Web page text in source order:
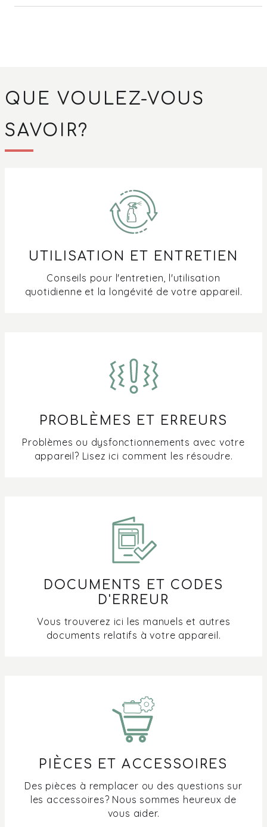
QUE VOULEZ-VOUS
SAVOIR?
UTILISATION ET ENTRETIEN
Conseils pour l'entretien, l'utilisation
quotidienne et la longévité de votre appareil.
PROBLÈMES ET ERREURS
Problèmes ou dysfonctionnements avec votre
appareil? Lisez ici comment les résoudre.
DOCUMENTS ET CODES
D'ERREUR
Vous trouverez ici les manuels et autres
documents relatifs à votre appareil.
PIÈCES ET ACCESSOIRES
Des pièces à remplacer ou des questions sur
les accessoires? Nous sommes heureux de
vous aider.